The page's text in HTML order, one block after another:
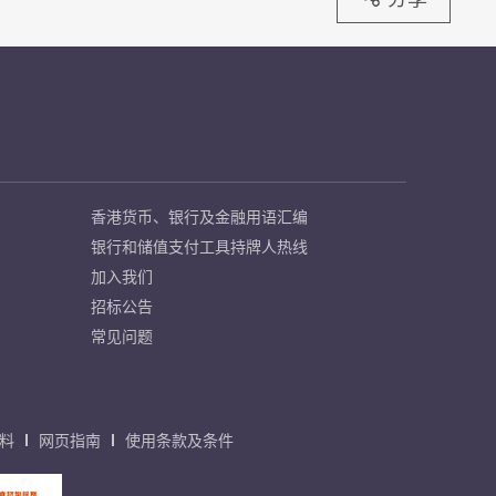
香港货币、银行及金融用语汇编
银行和储值支付工具持牌人热线
加入我们
招标公告
常见问题
网页指南 使用条款及条件